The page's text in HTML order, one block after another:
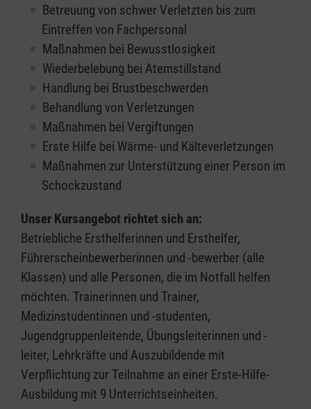
Betreuung von schwer Verletzten bis zum
Eintreffen von Fachpersonal
Maßnahmen bei Bewusstlosigkeit
Wiederbelebung bei Atemstillstand
Handlung bei Brustbeschwerden
Behandlung von Verletzungen
Maßnahmen bei Vergiftungen
Erste Hilfe bei Wärme- und Kälteverletzungen
Maßnahmen zur Unterstützung einer Person im
Schockzustand
Unser Kursangebot richtet sich an:
Betriebliche Ersthelferinnen und Ersthelfer,
Führerscheinbewerberinnen und -bewerber (alle
Klassen) und alle Personen, die im Notfall helfen
möchten. Trainerinnen und Trainer,
Medizinstudentinnen und -studenten,
Jugendgruppenleitende, Übungsleiterinnen und -
leiter, Lehrkräfte und Auszubildende mit
Verpflichtung zur Teilnahme an einer Erste-Hilfe-
Ausbildung mit 9 Unterrichtseinheiten.